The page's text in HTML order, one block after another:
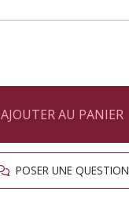
AJOUTER AU PANIER
POSER UNE QUESTION